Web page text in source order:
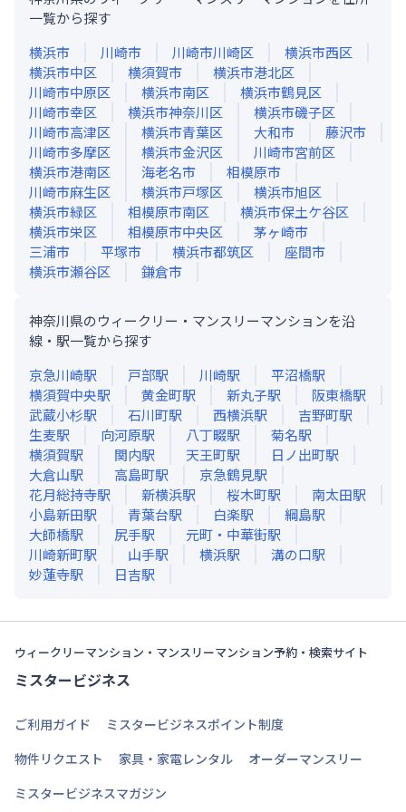
一覧から探す
横浜市
川崎市 川崎市川崎区
横浜市西区
横浜市中区
横須賀市
横浜市港北区
川崎市中原区
横浜市南区
横浜市鶴見区
川崎市幸区
横浜市神奈川区
横浜市磯子区
川崎市高津区
横浜市青葉区 大和市
藤沢市
川崎市多摩区
横浜市金沢区
川崎市宮前区
横浜市港南区
海老名市
相模原市
川崎市麻生区
横浜市戸塚区
横浜市旭区
横浜市緑区
相模原市南区
横浜市保土ケ谷区
横浜市栄区
相模原市中央区
茅ヶ崎市
三浦市
平塚市 横浜市都筑区
座間市
横浜市瀬谷区
鎌倉市
神奈川県のウィークリー・マンスリーマンションを沿
線・駅一覧から探す
京急川崎駅 戸部駅 川崎駅 平沼橋駅
横須賀中央駅 黄金町駅 新丸子駅 阪東橋駅
武蔵小杉駅 石川町駅 西横浜駅 吉野町駅
生麦駅 向河原駅 八丁畷駅 菊名駅
横須賀駅 関内駅 天王町駅 日ノ出町駅
大倉山駅 高島町駅 京急鶴見駅
花月総持寺駅 新横浜駅 桜木町駅 南太田駅
小島新田駅 青葉台駅 白楽駅 綱島駅
大師橋駅 尻手駅 元町・中華街駅
川崎新町駅 山手駅 横浜駅 溝の口駅
妙蓮寺駅 日吉駅
ウィークリーマンション・マンスリーマンション予約・検索サイト
ミスタービジネス
ご利用ガイド
ミスタービジネスポイント制度
物件リクエスト
家具・家電レンタル
オーダーマンスリー
ミスタービジネスマガジン